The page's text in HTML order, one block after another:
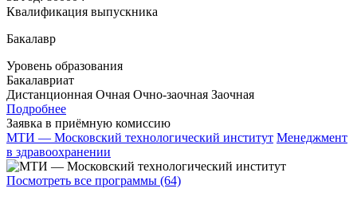
Квалификация выпускника
Бакалавр
Уровень образования
Бакалавриат
Дистанционная Очная Очно-заочная Заочная
Подробнее
Заявка в приёмную комиссию
МТИ — Московский технологический институт Менеджмент
в здравоохранении
Посмотреть все программы (64)